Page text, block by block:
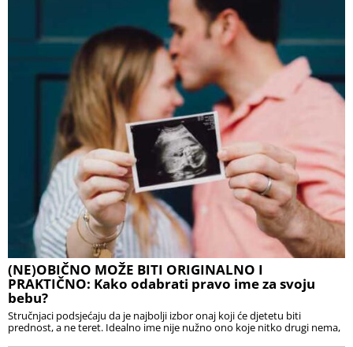
(NE)OBIČNO MOŽE BITI ORIGINALNO I
PRAKTIČNO: Kako odabrati pravo ime za svoju
bebu?
Stručnjaci podsjećaju da je najbolji izbor onaj koji će djetetu biti
prednost, a ne teret. Idealno ime nije nužno ono koje nitko drugi nema,